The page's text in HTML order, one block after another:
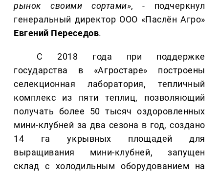
рынок своими сортами», - подчеркнул
генеральный директор ООО «Паслён Агро»
Евгений Переседов.
С 2018 года при поддержке
государства в «Агростаре» построены
селекционная лаборатория, тепличный
комплекс из пяти теплиц, позволяющий
получать более 50 тысяч оздоровленных
мини-клубней за два сезона в год, создано
14 га укрывных площадей для
выращивания мини-клубней, запущен
склад с холодильным оборудованием на